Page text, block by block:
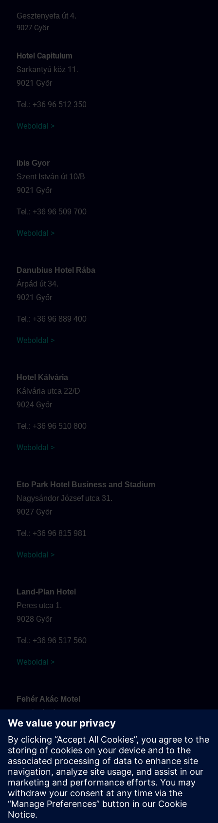
Gesztenyefa út 4.
9027 Györ
Hotel Capitulum
Sarkantyú köz 11.
9021 Győr
Tel.: +36 96 512 350
Weboldal >
ibis Gyor
Szent István út 10/B
9021 Győr
Tel.: +36 96 509 700
Weboldal >
Danubius Hotel Rába
Árpád út 34.
9021 Győr
Tel.: +36 96 889 400
Weboldal >
Hotel Kálvária
Kálvária utca 22/D
9024 Győr
Tel.: +36 96 510 800
Weboldal >
Eto Park Hotel Business and Stadium
Nagysándor József utca 31.
9027 Győr
Tel.: +36 96 815 981
Weboldal >
Land-Plan Hotel
Peres utca 1.
9028 Győr
Tel.: +36 96 517 560
Weboldal >
Fehér Akác Motel
9099 Pér
Tel.:+36 30 937 0817
Weboldal >
Arrival and parking